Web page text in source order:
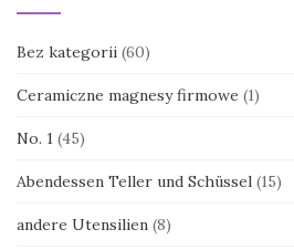
Bez kategorii (60)
Ceramiczne magnesy firmowe (1)
No. 1 (45)
Abendessen Teller und Schüssel (15)
andere Utensilien (8)